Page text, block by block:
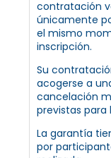
contratación
únicamente
el mismo
inscripción.
Su
acogerse a
cancelación
previstas para
La garantía
por